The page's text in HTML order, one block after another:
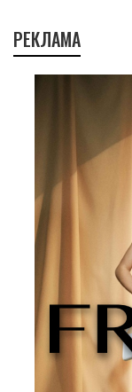
РЕКЛАМА